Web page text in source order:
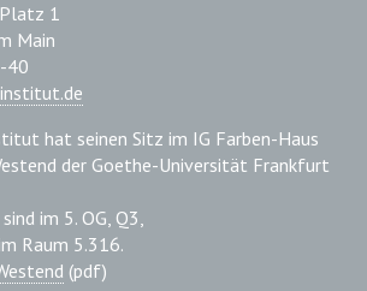
1
Main
40
hat seinen Sitz im IG Farben-Haus
der Goethe-Universität Frankfurt
im 5. OG, Q3,
Raum 5.316.
(pdf)